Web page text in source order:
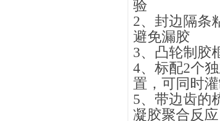
验
2、封边隔条
避免漏胶
3、凸轮制胶
4、标配2个
置，可同时
5、带边齿的
凝胶聚合反应